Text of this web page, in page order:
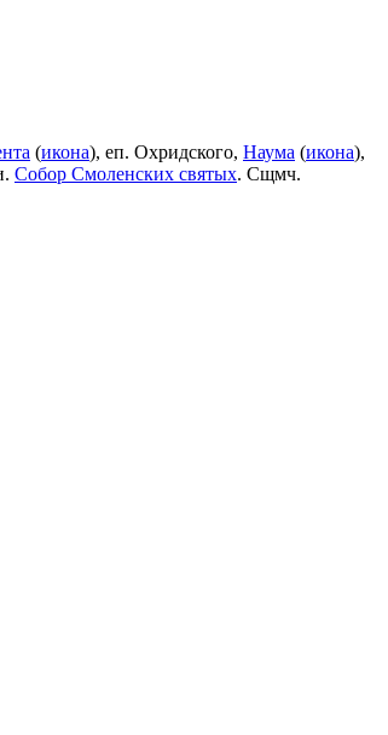
(икона), еп. Охридского, Наума (икона),
Собор Смоленских святых. Сщмч.